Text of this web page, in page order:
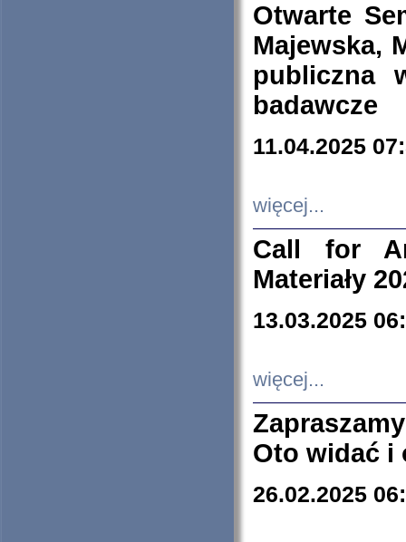
Otwarte
Majewska,
publiczna
badawcze
11.04.2025
więcej...
Call for
Materiały
13.03.2025
więcej...
Oto widać i
26.02.2025